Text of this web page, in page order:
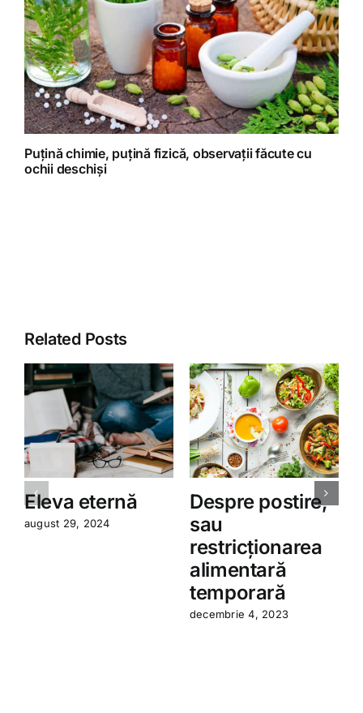
Puțină chimie, puțină fizică, observații făcute cu
ochii deschiși
Related Posts
Eleva eternă
august 29, 2024
Despre postire,
sau
restricționarea
alimentară
temporară
decembrie 4, 2023